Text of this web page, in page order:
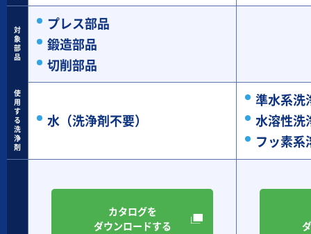
対
象
部
品
プレス部品
鍛造部品
切削部品
使
用
す
る
洗
浄
剤
水（洗浄剤不要）
準水系洗
水溶性洗
フッ素系
カタログを
ダウンロードする